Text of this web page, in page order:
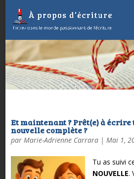
Et maintenant ? Prêt(e) à
nouvelle complète ?
par Marie-Adrienne Carrara| Mai 1,
Tu as suivi
NOUVELLE.